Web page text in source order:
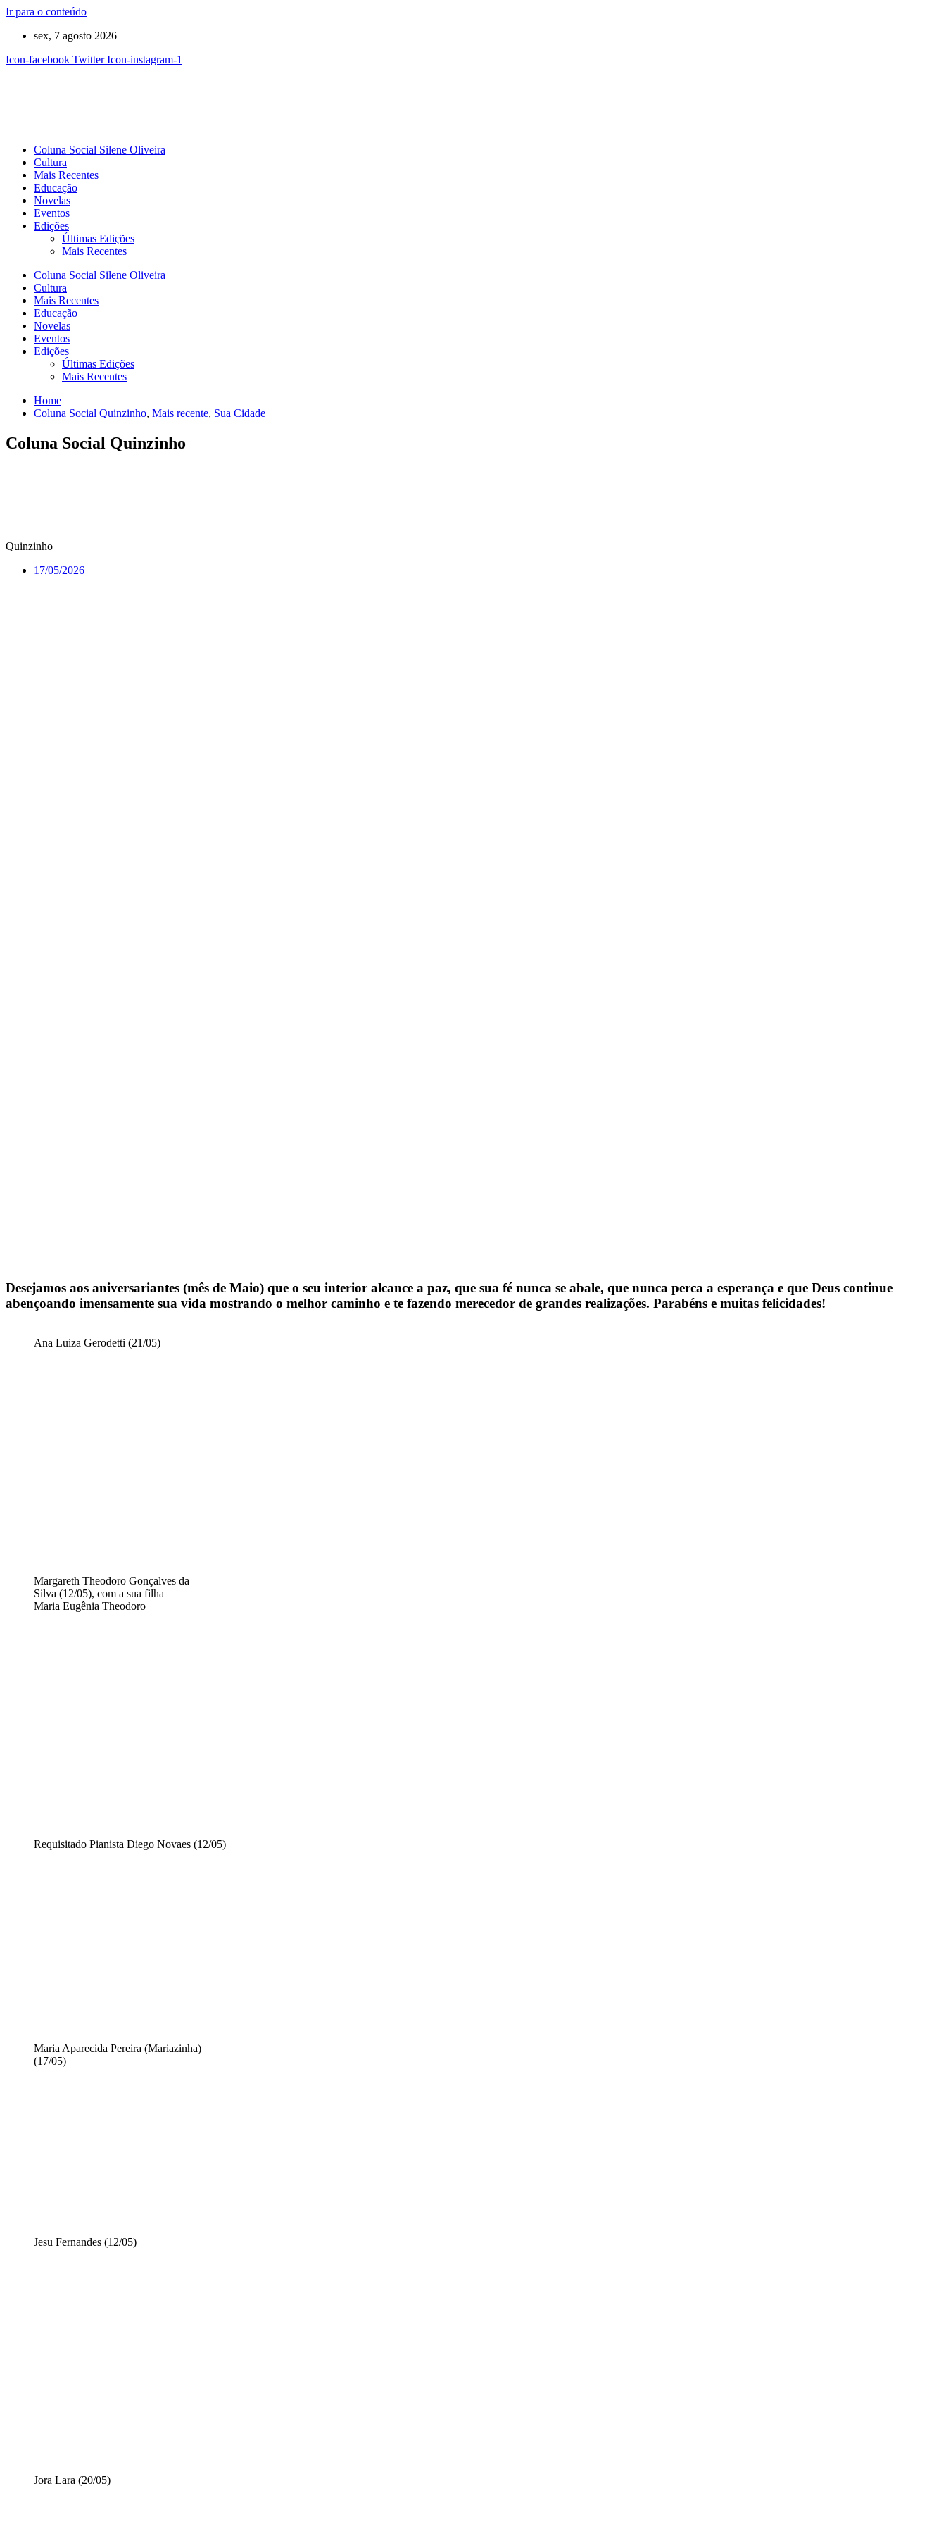
Ir para o conteúdo
sex, 7 agosto 2026
Icon-facebook Twitter Icon-instagram-1
Coluna Social Silene Oliveira
Cultura
Mais Recentes
Educação
Novelas
Eventos
Edições
Últimas Edições
Mais Recentes
Coluna Social Silene Oliveira
Cultura
Mais Recentes
Educação
Novelas
Eventos
Edições
Últimas Edições
Mais Recentes
Home
Coluna Social Quinzinho, Mais recente, Sua Cidade
Coluna Social Quinzinho
Quinzinho
17/05/2026
Desejamos aos aniversariantes (mês de Maio) que o seu interior alcance a paz, que sua fé nunca se abale, que nunca perca a esperança e que Deus continue
abençoando imensamente sua vida mostrando o melhor caminho e te fazendo merecedor de grandes realizações. Parabéns e muitas felicidades!
Ana Luiza Gerodetti (21/05)
Margareth Theodoro Gonçalves da
Silva (12/05), com a sua filha
Maria Eugênia Theodoro
Requisitado Pianista Diego Novaes (12/05)
Maria Aparecida Pereira (Mariazinha)
(17/05)
Jesu Fernandes (12/05)
Jora Lara (20/05)